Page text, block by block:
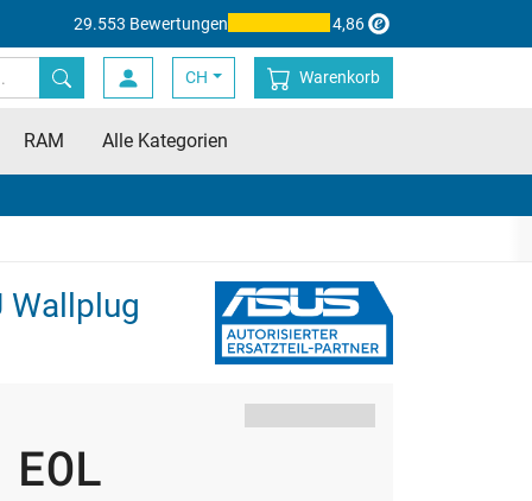
29.553 Bewertungen 4,86
CH Warenkorb
RAM Alle Kategorien
Wallplug
EOL